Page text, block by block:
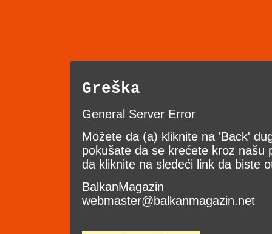
Greška
General Server Error
Možete da (a) kliknite na 'Back'
pokušate da se krećete kroz našu
da kliknite na sledeći link da biste
BalkanMagazin
webmaster@balkanmagazin.net